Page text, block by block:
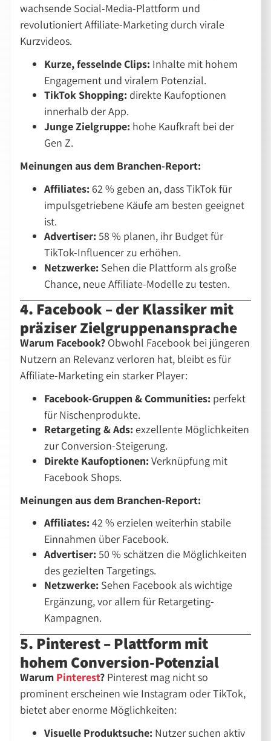
wachsende Social-Media-Plattform und
revolutioniert Affiliate-Marketing durch virale
Kurzvideos.
Kurze, fesselnde Clips: Inhalte mit hohem
Engagement und viralem Potenzial.
TikTok Shopping: direkte Kaufoptionen
innerhalb der App.
Junge Zielgruppe: hohe Kaufkraft bei der
Gen Z.
Meinungen aus dem Branchen-Report:
Affiliates: 62 % geben an, dass TikTok für
impulsgetriebene Käufe am besten geeignet
ist.
Advertiser: 58 % planen, ihr Budget für
TikTok-Influencer zu erhöhen.
Netzwerke: Sehen die Plattform als große
Chance, neue Affiliate-Modelle zu testen.
4. Facebook – der Klassiker mit
präziser Zielgruppenansprache
Warum Facebook? Obwohl Facebook bei jüngeren
Nutzern an Relevanz verloren hat, bleibt es für
Affiliate-Marketing ein starker Player:
Facebook-Gruppen & Communities: perfekt
für Nischenprodukte.
Retargeting & Ads: exzellente Möglichkeiten
zur Conversion-Steigerung.
Direkte Kaufoptionen: Verknüpfung mit
Facebook Shops.
Meinungen aus dem Branchen-Report:
Affiliates: 42 % erzielen weiterhin stabile
Einnahmen über Facebook.
Advertiser: 50 % schätzen die Möglichkeiten
des gezielten Targetings.
Netzwerke: Sehen Facebook als wichtige
Ergänzung, vor allem für Retargeting-
Kampagnen.
5. Pinterest – Plattform mit
hohem Conversion-Potenzial
Warum Pinterest? Pinterest mag nicht so
prominent erscheinen wie Instagram oder TikTok,
bietet aber enorme Möglichkeiten:
Visuelle Produktsuche: Nutzer suchen aktiv